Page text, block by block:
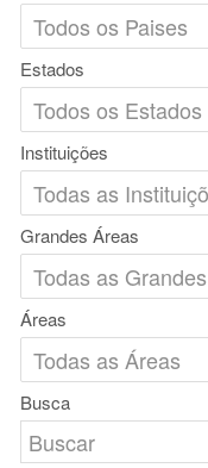
Estados
Instituições
Grandes Áreas
Áreas
Busca